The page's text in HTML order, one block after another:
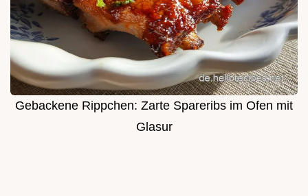
Gebackene Rippchen: Zarte Spareribs im Ofen mit
Glasur